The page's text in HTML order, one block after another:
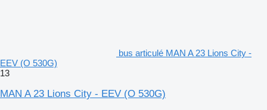
bus articulé MAN A 23 Lions City -
EEV (O 530G)
13
MAN A 23 Lions City - EEV (O 530G)